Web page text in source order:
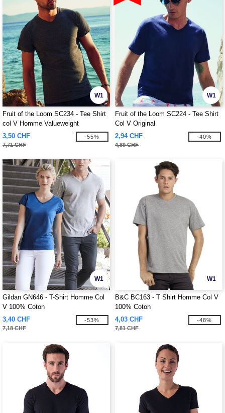
W1
Fruit of the Loom SC234 - Tee Shirt
col V Homme Valueweight
3,50 CHF
7,71 CHF
-55%
W1
Fruit of the Loom SC224 - Tee Shirt
Col V Original
2,94 CHF
4,89 CHF
-40%
W1
Gildan GN646 - T-Shirt Homme Col
V 100% Coton
3,40 CHF
7,18 CHF
-53%
W1
B&C BC163 - T Shirt Homme Col V
100% Coton
4,03 CHF
7,81 CHF
-48%